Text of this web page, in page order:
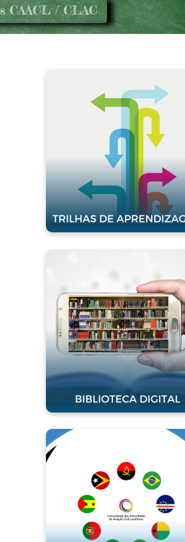
CAACL / CLAC
Trilhas de
Aprendizagem
Clique para acessar
Digital
Clique para acessar